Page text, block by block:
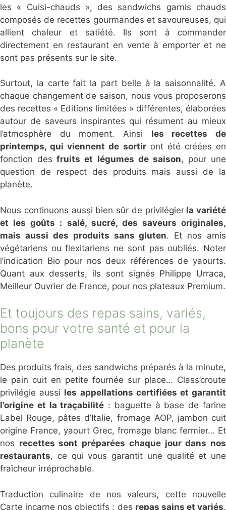
les « Cuisi-chauds », des sandwichs garnis chauds
composés de recettes gourmandes et savoureuses, qui
allient chaleur et satiété. Ils sont à commander
directement en restaurant en vente à emporter et ne
sont pas présents sur le site.
Surtout, la carte fait la part belle à la saisonnalité. A
chaque changement de saison, nous vous proposerons
des recettes « Editions limitées » différentes, élaborées
autour de saveurs inspirantes qui résument au mieux
l’atmosphère du moment. Ainsi les recettes de
printemps, qui viennent de sortiront été créées en
fonction des fruits et légumes de saison, pour une
question de respect des produits mais aussi de la
planète.
Nous continuons aussi bien sûr de privilégierla variété
et les goûts : salé, sucré, des saveurs originales,
mais aussi des produits sans gluten. Et nos amis
végétariens ou flexitariens ne sont pas oubliés. Noter
l’indication Bio pour nos deux références de yaourts.
Quant aux desserts, ils sont signés Philippe Urraca,
Meilleur Ouvrier de France, pour nos plateaux Premium.
Et toujours des repas sains, variés,
bons pour votre santé et pour la
planète
Des produits frais, des sandwichs préparés à la minute,
le pain cuit en petite fournée sur place… Class’croute
privilégie aussi les appellations certifiées et garantit
l’origine et la traçabilité : baguette à base de farine
Label Rouge, pâtes d’Italie, fromage AOP, jambon cuit
origine France, yaourt Grec, fromage blanc fermier… Et
nos recettes sont préparées chaque jour dans nos
restaurants, ce qui vous garantit une qualité et une
fraîcheur irréprochable.
Traduction culinaire de nos valeurs, cette nouvelle
Carte incarne nos objectifs : des repas sains et variés,